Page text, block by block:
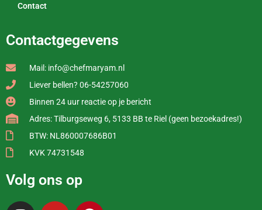
Contact
Contactgegevens
Mail: info@chefmaryam.nl
Liever bellen? 06-54257060
Binnen 24 uur reactie op je bericht
Adres: Tilburgseweg 6, 5133 BB te Riel (geen bezoekadres!)
BTW: NL860007686B01
KVK 74731548
Volg ons op